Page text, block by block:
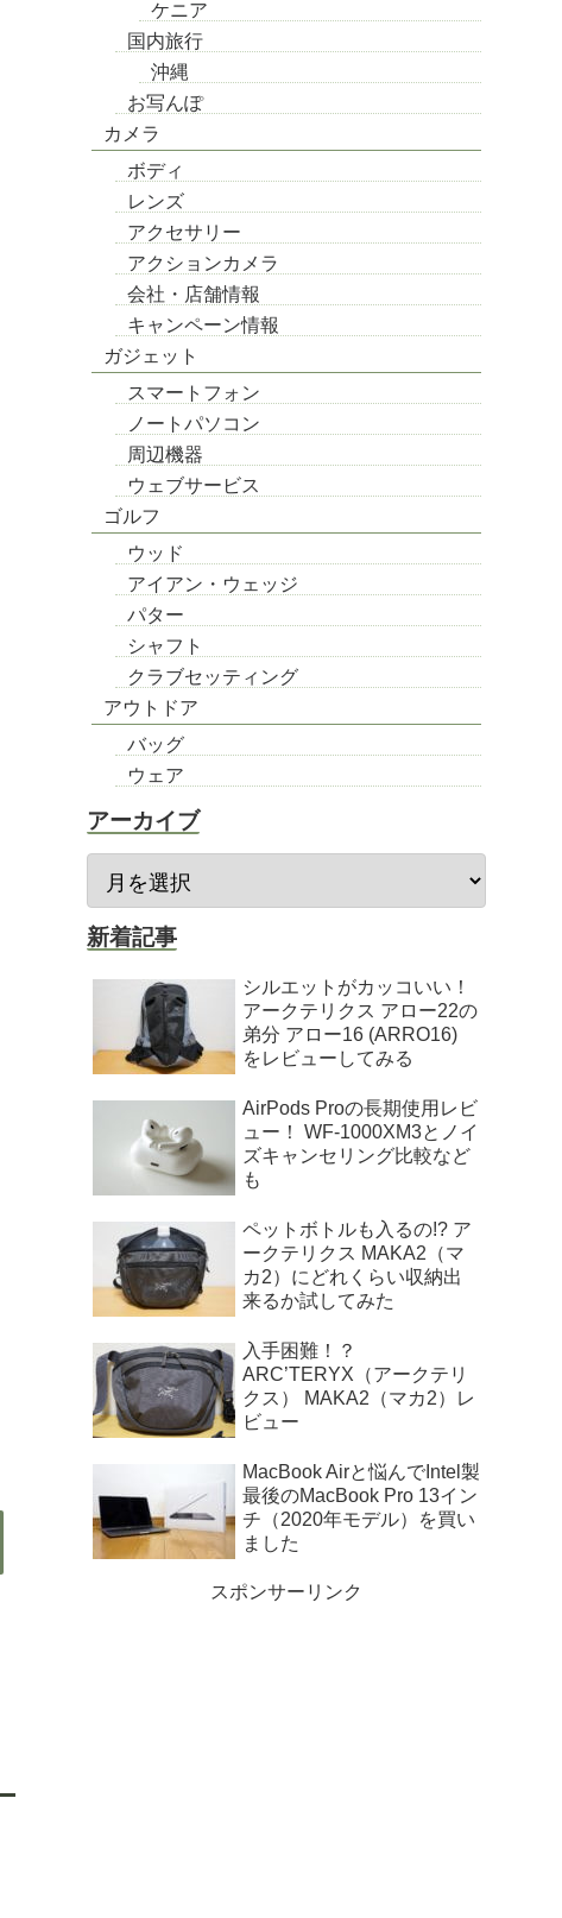
ケニア
国内旅行
沖縄
お写んぽ
カメラ
ボディ
レンズ
アクセサリー
アクションカメラ
会社・店舗情報
キャンペーン情報
ガジェット
スマートフォン
ノートパソコン
周辺機器
ウェブサービス
ゴルフ
ウッド
アイアン・ウェッジ
パター
シャフト
クラブセッティング
アウトドア
バッグ
ウェア
アーカイブ
新着記事
シルエットがカッコいい！
アークテリクス アロー22の
弟分 アロー16 (ARRO16)
をレビューしてみる
AirPods Proの長期使用レビ
ュー！ WF-1000XM3とノイ
ズキャンセリング比較など
も
ペットボトルも入るの!? ア
ークテリクス MAKA2（マ
カ2）にどれくらい収納出
来るか試してみた
入手困難！？
ARC’TERYX（アークテリ
クス） MAKA2（マカ2）レ
ビュー
MacBook Airと悩んでIntel製
最後のMacBook Pro 13イン
チ（2020年モデル）を買い
ました
スポンサーリンク